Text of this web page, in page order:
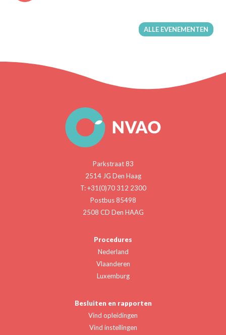
ALLE EVENEMENTEN
Parkstraat 83
2514 JG Den Haag
T: +31(0)70 312 2300
Postbus 85498
2508 CD Den HAAG
Procedures
Nederland
Vlaanderen
Luxemburg
Besluiten en rapporten
Vind opleidingen
Vind instellingen